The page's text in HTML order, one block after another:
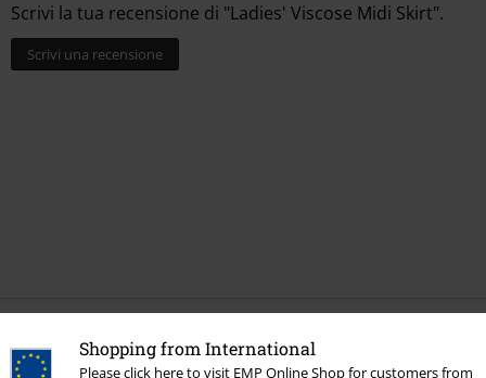
Shopping from International
Please click here to visit EMP Online Shop for customers from
Scrivi la tua recensione di "Ladies' Viscose Midi Skirt".
Scrivi una recensione